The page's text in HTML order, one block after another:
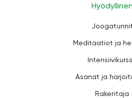
Hyödyllinen
Joogatunnit
Meditaatiot ja
Asanat ja
Rakentaja